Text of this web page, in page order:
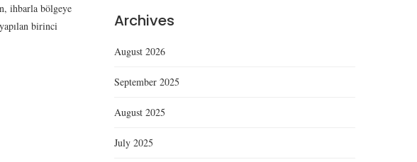
ihbarla bölgeye
birinci
Archives
August 2026
September 2025
August 2025
July 2025